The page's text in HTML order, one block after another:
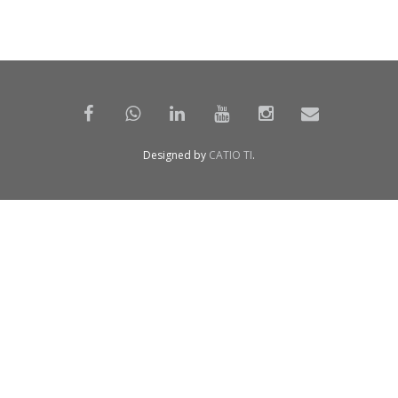
Designed by CATIO TI.